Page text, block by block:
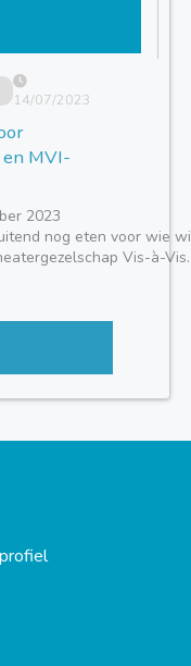
14/07/2023
MVI-
2023
nog eten voor wie
Vis-à-